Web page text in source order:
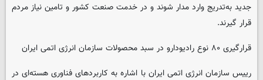
جدید به‌تدریج وارد مدار شوند و در خدمت صنعت کشور و تامین نیاز مردم
قرار گیرند.
قرارگیری ۸۰ نوع رادیودارو در سبد محصولات سازمان انرژی اتمی ایران
رییس سازمان انرژی اتمی ایران با اشاره به کاربردهای فناوری هسته‌ای در